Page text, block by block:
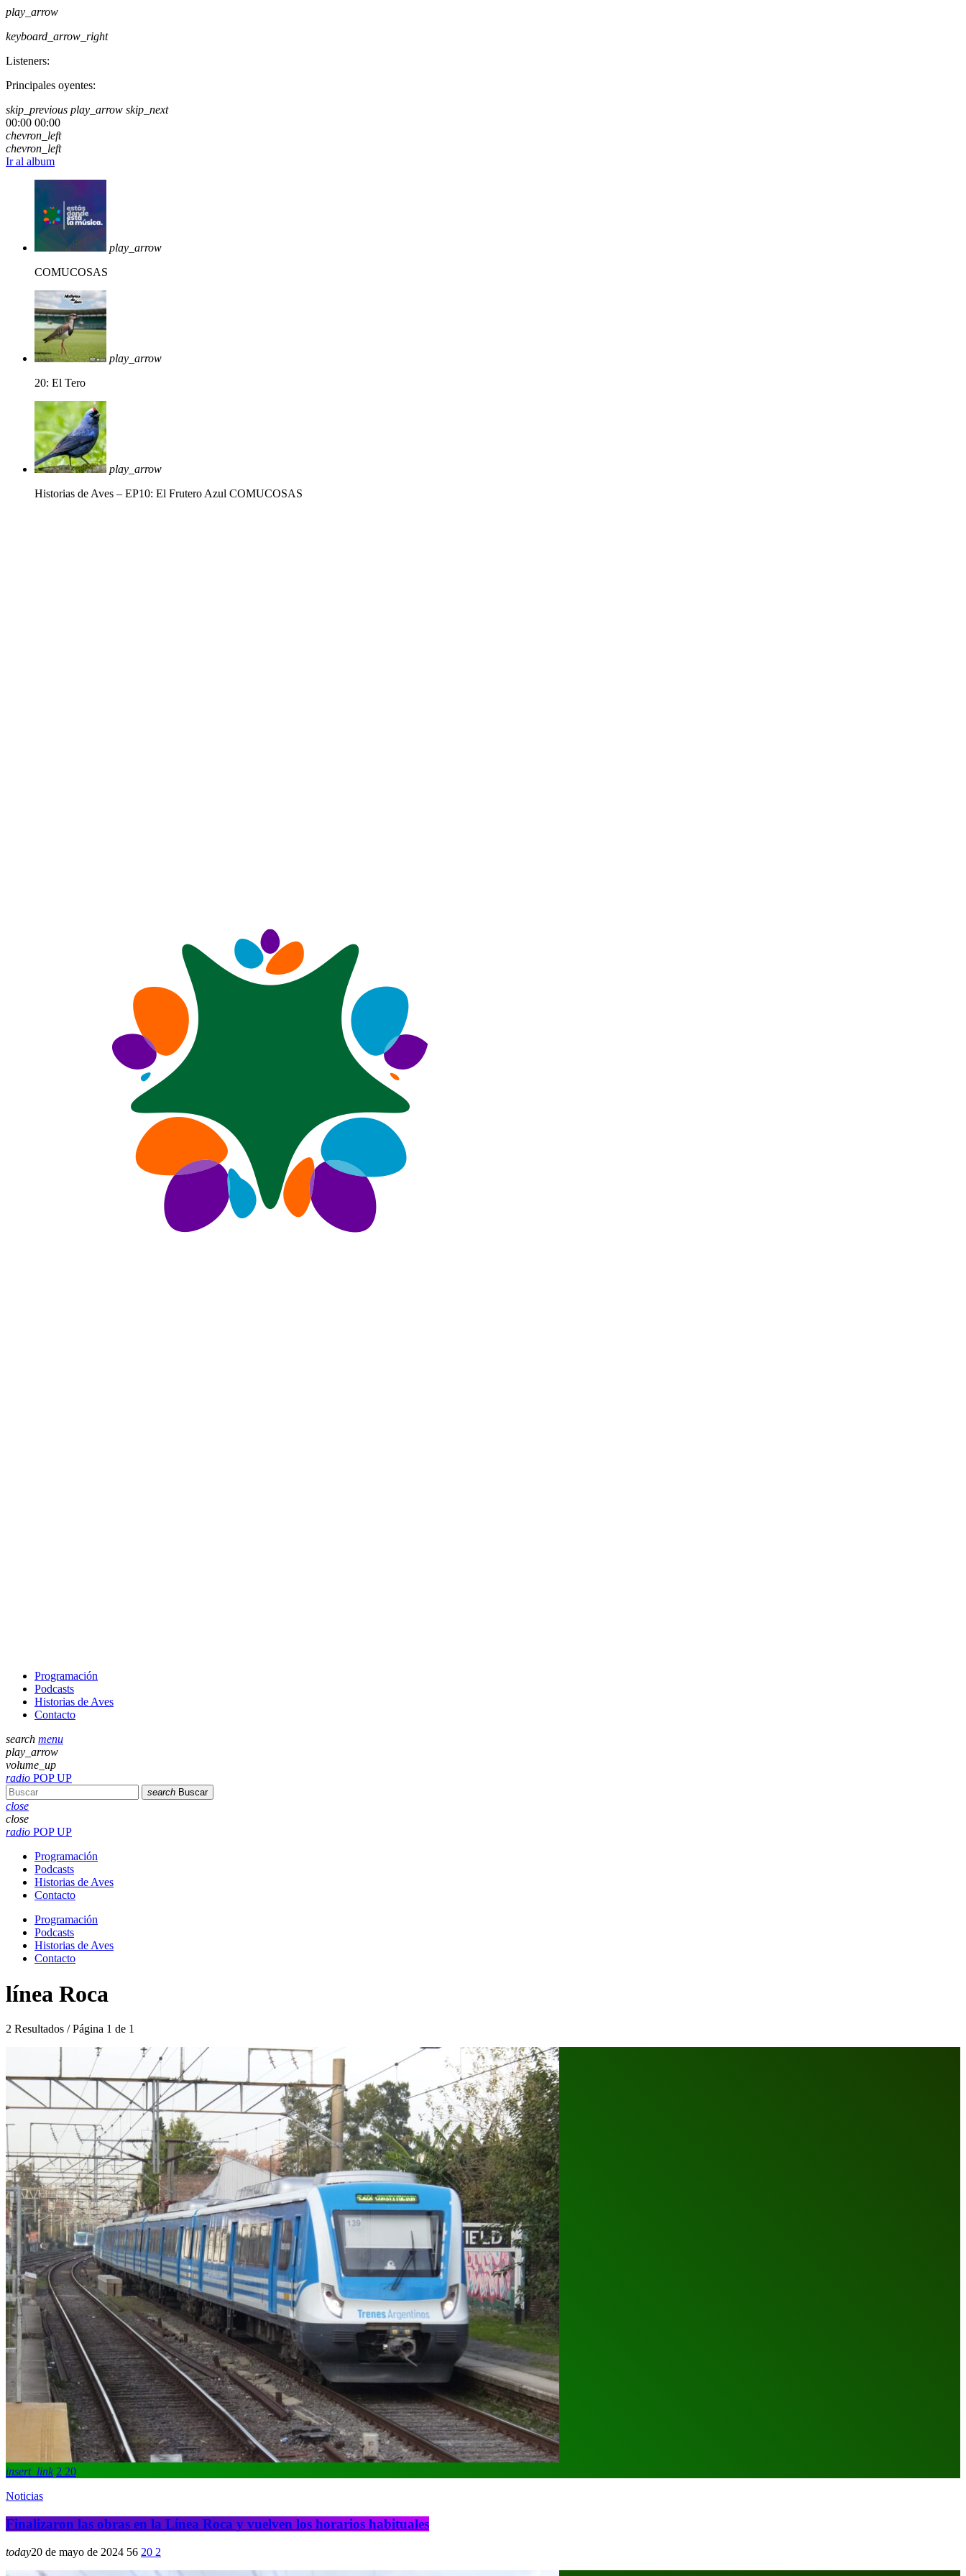
play_arrow
keyboard_arrow_right
Listeners:
Principales oyentes:
skip_previous play_arrow skip_next
00:00 00:00
chevron_left
chevron_left
Ir al album
play_arrow
COMUCOSAS
play_arrow
20: El Tero
play_arrow
Historias de Aves – EP10: El Frutero Azul COMUCOSAS
Programación
Podcasts
Historias de Aves
Contacto
search menu
play_arrow
volume_up
radio POP UP
search Buscar
close
close
radio POP UP
Programación
Podcasts
Historias de Aves
Contacto
Programación
Podcasts
Historias de Aves
Contacto
línea Roca
2 Resultados / Página 1 de 1
insert_link 2 20
Noticias
Finalizaron las obras en la Línea Roca y vuelven los horarios habituales
today20 de mayo de 2024 56 20 2